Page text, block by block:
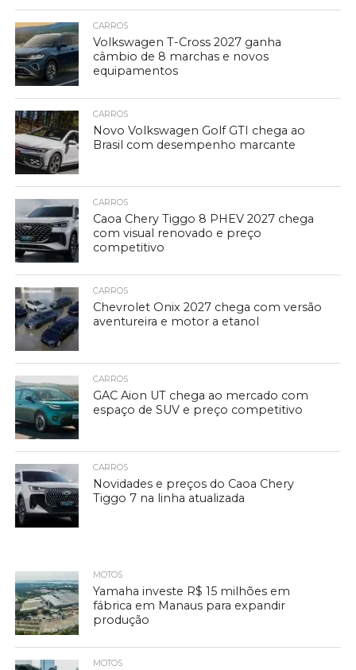
CARROS
Volkswagen T-Cross 2027 ganha
câmbio de 8 marchas e novos
equipamentos
CARROS
Novo Volkswagen Golf GTI chega ao
Brasil com desempenho marcante
CARROS
Caoa Chery Tiggo 8 PHEV 2027 chega
com visual renovado e preço
competitivo
CARROS
Chevrolet Onix 2027 chega com versão
aventureira e motor a etanol
CARROS
GAC Aion UT chega ao mercado com
espaço de SUV e preço competitivo
CARROS
Novidades e preços do Caoa Chery
Tiggo 7 na linha atualizada
MOTOS
Yamaha investe R$ 15 milhões em
fábrica em Manaus para expandir
produção
MOTOS